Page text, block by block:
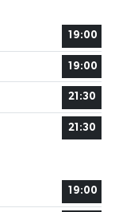
19:00
19:00
21:30
21:30
19:00